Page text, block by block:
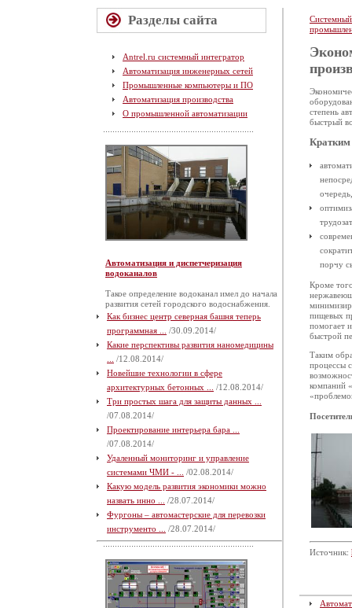
Разделы сайта
Antrel.ru системный интегратор
Автоматизация инженерных сетей
Промышленные компьютеры и ПО
Автоматизация производства
О промышленной автоматизации
Автоматизация и диспетчеризация
водоканалов
Такое определение водоканал имел до начала
развития сетей городского водоснабжения.
Как бизнес центр северная башня теперь
программная ...
/30.09.2014/
Какие перспективы развития наномедицины
/12.08.2014/
Новейшие технологии в сфере
архитектурных бетонных ...
/12.08.2014/
Три простых шага для защиты данных ...
/07.08.2014/
Проектирование интерьера бара ...
/07.08.2014/
Удаленный мониторинг и управление
системами ЧМИ - ...
/02.08.2014/
Какую модель развития экономики можно
назвать инно ...
/28.07.2014/
Фургоны – автомастерские для перевозки
инструменто ...
/28.07.2014/
степень
быстрый
Кратким
порчу
Кроме
пищевых
помогает
быстрой
Таким
процессы
компаний
Источник: